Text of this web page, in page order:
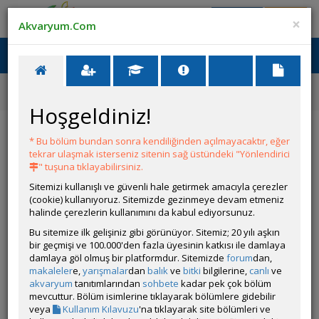
Ana Menü
Ana Sayfa
Yem İlanları
Açık Balık Yemi En İyi Paketleme Tecrübeli
Satıcı
İlanın Bulunduğu Kategoriler:
<< Önceki İlan-Sonraki İlan >>
EvcilAl
Çevrim Dışı
Kurumsal Üye
Son Güncelleme Zamanı:29 Temmuz 2026 22:15
İl / İlçe / Semt:Adana / Çukurova / Mahfesigmaz
Değerli akvaristler ,
×
Akvaryum.Com
Hoşgeldiniz!
* Bu bölüm bundan sonra kendiliğinden açılmayacaktır, eğer
tekrar ulaşmak isterseniz sitenin sağ üstündeki "Yönlendirici
" tuşuna tıklayabilirsiniz.
Sitemizi kullanışlı ve güvenli hale getirmek amacıyla çerezler
(cookie) kullanıyoruz. Sitemizde gezinmeye devam etmeniz
halinde çerezlerin kullanımını da kabul ediyorsunuz.
Bu sitemize ilk gelişiniz gibi görünüyor. Sitemiz; 20 yılı aşkın
bir geçmişi ve 100.000'den fazla üyesinin katkısı ile damlaya
damlaya göl olmuş bir platformdur. Sitemizde forumdan,
makalelere,yarışmalardan balıkve bitki bilgilerine, canlı ve
akvaryum tanıtımlarından sohbete kadar pek çok bölüm
mevcuttur. Bölüm isimlerine tıklayarak bölümlere gidebilir
veya
Kullanım Kılavuzu'na tıklayarak site bölümleri ve